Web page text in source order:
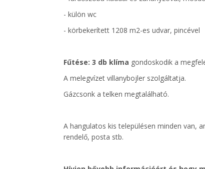
- külön wc
- körbekerített 1208 m2-es udvar, pincével
Fűtése: 3 db klíma gondoskodik a
A melegvízet villanybojler szolgáltatja.
Gázcsonk a telken megtalálható.
A hangulatos kis településen minden van,
rendelő, posta stb.